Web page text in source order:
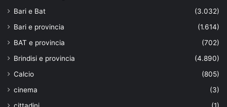
Bari e Bat
(3.032)
Bari e provincia
(1.614)
BAT e provincia
(702)
Brindisi e provincia
(4.890)
Calcio
(805)
cinema
(3)
cittadini
(1)